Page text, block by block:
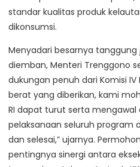
standar kualitas produk
dikonsumsi.
Menyadari besarnya
diemban, Menteri Trenggono
dukungan penuh dari Komisi IV
berat yang diberikan, kami
RI dapat turut serta
pelaksanaan seluruh program
dan selesai,” ujarnya.
pentingnya sinergi antara